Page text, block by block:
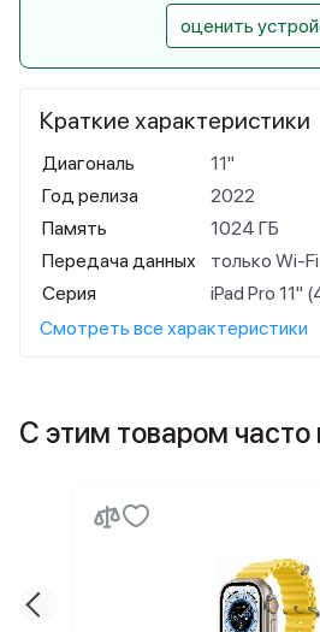
Краткие характеристики
Диагональ
11"
Год релиза
2022
Память
1024 ГБ
Передача данных
только Wi-Fi
Серия
iPad Pro 11"
Смотреть все характеристики
оценить
С этим товаром часто